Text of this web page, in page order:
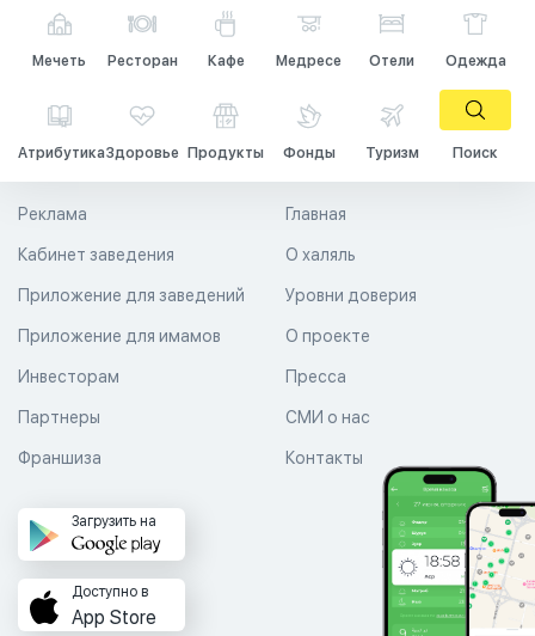
Мечеть Ресторан Кафе Медресе Отели Одежда
АтрибутикаЗдоровье Продукты Фонды Туризм Поиск
Главная
О халяль
Уровни доверия
Реклама
Кабинет заведения
Приложение для заведений
Приложение для имамов О проекте
Пресса
СМИ о нас
Контакты
Инвесторам
Партнеры
Франшиза
Загрузить на
Доступно в
App Store